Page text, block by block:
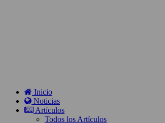
Inicio
Noticias
Artículos
Todos los Artículos